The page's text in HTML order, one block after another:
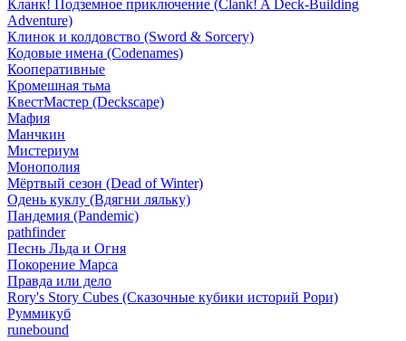
Кланк! Подземное приключение (Clank! A Deck-Building
Adventure)
Клинок и колдовство (Sword & Sorcery)
Кодовые имена (Codenames)
Кооперативные
Кромешная тьма
КвестМастер (Deckscape)
Мафия
Манчкин
Мистериум
Монополия
Мёртвый сезон (Dead of Winter)
Одень куклу (Вдягни ляльку)
Пандемия (Pandemic)
pathfinder
Песнь Льда и Огня
Покорение Марса
Правда или дело
Rory's Story Cubes (Сказочные кубики историй Рори)
Руммикуб
runebound